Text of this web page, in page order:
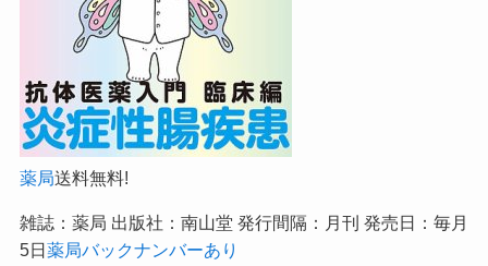
薬局送料無料!
雑誌：薬局 出版社：南山堂 発行間隔：月刊 発売日：毎月
5日 薬局バックナンバーあり